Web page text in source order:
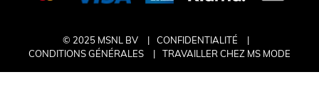
© 2025 MSNL BV
CONFIDENTIALITÉ
CONDITIONS GÉNÉRALES
TRAVAILLER CHEZ MS MODE